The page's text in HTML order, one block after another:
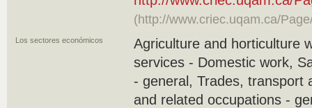
(http://www.criec.uqam.ca/
Los sectores económicos
Agriculture and horticulture
services - Domestic work,
- general, Trades, transport
and related occupations -